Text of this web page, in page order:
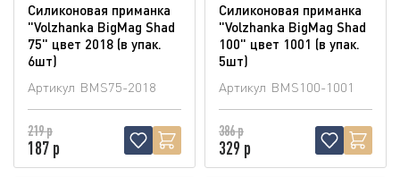
Силиконовая приманка
"Volzhanka BigMag Shad
75" цвет 2018 (в упак.
6шт)
Артикул BMS75-2018
219 р
187 р
Силиконовая приманка
"Volzhanka BigMag Shad
100" цвет 1001 (в упак.
5шт)
Артикул BMS100-1001
386 р
329 р